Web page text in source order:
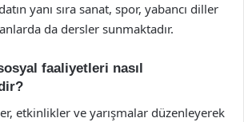
yanı sıra sanat, spor, yabancı diller
da dersler sunmaktadır.
faaliyetleri nasıl
etkinlikler ve yarışmalar düzenleyerek